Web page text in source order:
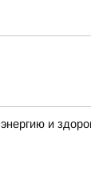
и